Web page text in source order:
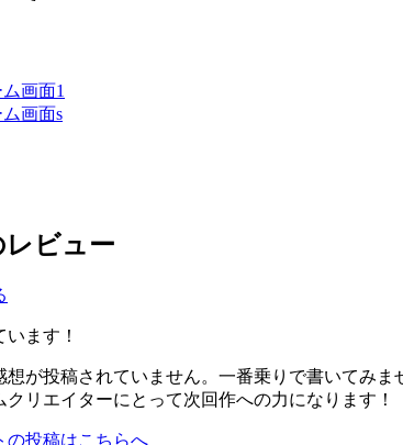
ビュー
ます！
想が投稿されていません。一番乗りで書いてみま
リエイターにとって次回作への力になります！
投稿はこちらへ